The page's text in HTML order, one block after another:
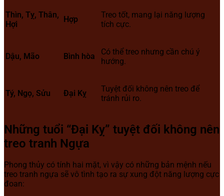
Thìn, Tỵ, Thân,
Hợi
Hợp
Treo tốt, mang lại năng lượng
tích cực.
Dậu, Mão Bình hòa
Có thể treo nhưng cần chú ý
hướng.
Tý, Ngọ, Sửu Đại Kỵ
Tuyệt đối không nên treo để
tránh rủi ro.
Những tuổi “Đại Kỵ” tuyệt đối không nên
treo tranh Ngựa
Phong thủy có tính hai mặt, vì vậy có những bản mệnh nếu
treo tranh ngựa sẽ vô tình tạo ra sự xung đột năng lượng cực
đoan: